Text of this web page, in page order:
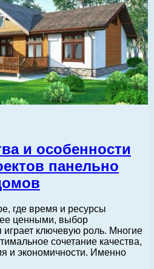
и особенности
панельно
где время и ресурсы
ценными, выбор
ключевую роль. Многие
сочетание качества,
и экономичности. Именно